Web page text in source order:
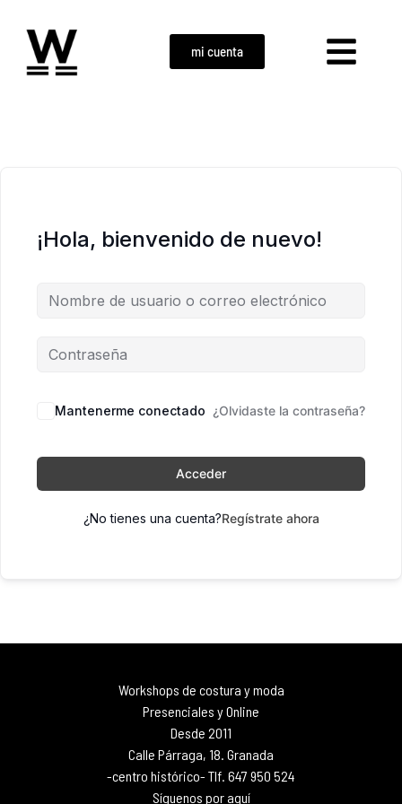
mi cuenta
¡Hola, bienvenido de nuevo!
Mantenerme conectado ¿Olvidaste la contraseña?
Acceder
¿No tienes una cuenta?Regístrate ahora
Workshops de costura y moda
Presenciales y Online
Desde 2011
Calle Párraga, 18. Granada
-centro histórico- Tlf. 647 950 524
Síguenos por aquí